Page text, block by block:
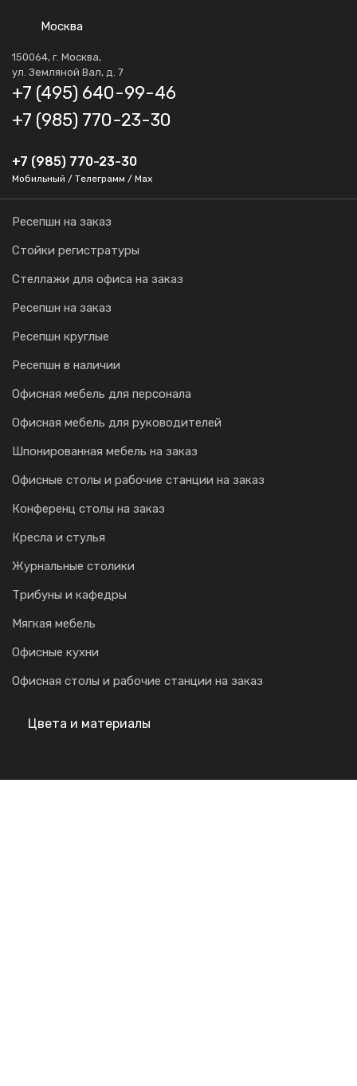
Москва
150064, г. Москва,
ул. Земляной Вал, д. 7
+7 (495) 640-99-46
+7 (985) 770-23-30
+7 (985) 770-23-30
Мобильный / Телеграмм / Max
Ресепшн на заказ
Стойки регистратуры
Стеллажи для офиса на заказ
Ресепшн на заказ
Ресепшн круглые
Ресепшн в наличии
Офисная мебель для персонала
Офисная мебель для руководителей
Шпонированная мебель на заказ
Офисные столы и рабочие станции на заказ
Конференц столы на заказ
Кресла и стулья
Журнальные столики
Трибуны и кафедры
Мягкая мебель
Офисные кухни
Офисная столы и рабочие станции на заказ
Цвета и материалы